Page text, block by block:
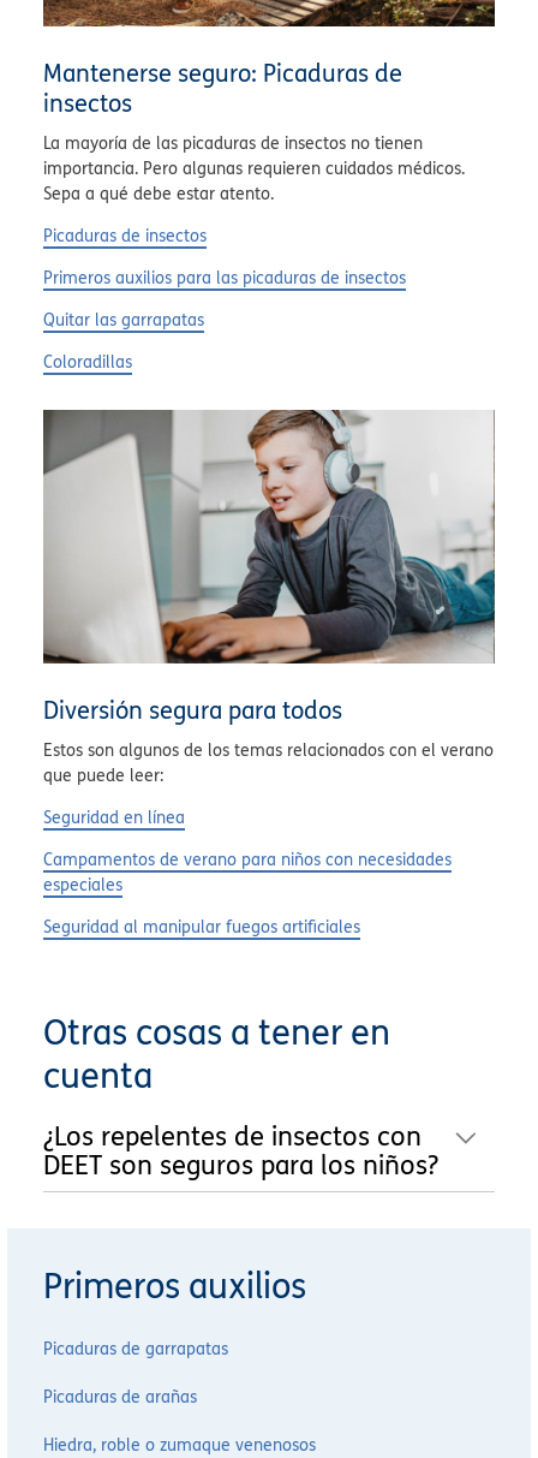
Mantenerse seguro: Picaduras de
insectos
La mayoría de las picaduras de insectos no tienen
importancia. Pero algunas requieren cuidados médicos.
Sepa a qué debe estar atento.
Picaduras de insectos
Primeros auxilios para las picaduras de insectos
Quitar las garrapatas
Coloradillas
Diversión segura para todos
Estos son algunos de los temas relacionados con el verano
que puede leer:
Seguridad en línea
Campamentos de verano para niños con necesidades
especiales
Seguridad al manipular fuegos artificiales
Otras cosas a tener en
cuenta
¿Los repelentes de insectos con
DEET son seguros para los niños?
Primeros auxilios
Picaduras de garrapatas
Picaduras de arañas
Hiedra, roble o zumaque venenosos